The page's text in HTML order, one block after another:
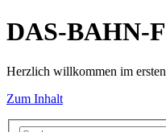
DAS-BAHN-
Herzlich willkommen im
Zum Inhalt